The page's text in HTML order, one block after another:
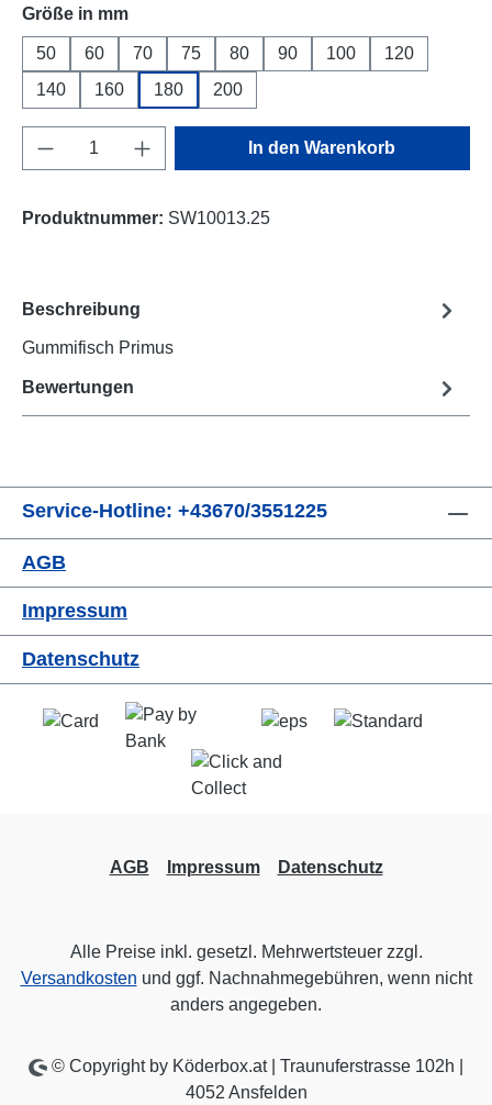
Größe in mmauswählen
50 60 70 75 80 90 100
120
140
160 180 200
Produkt Anzahl: Gib den gewünschten
In den Warenkorb
Produktnummer: SW10013.25
Beschreibung
Gummifisch Primus
Bewertungen
Service-Hotline: +43670/3551225
AGB
Impressum
Datenschutz
AGB Impressum Datenschutz
Alle Preise inkl. gesetzl. Mehrwertsteuer zzgl.
Versandkosten und ggf. Nachnahmegebühren, wenn nicht
anders angegeben.
© Copyright by Köderbox.at | Traunuferstrasse 102h |
4052 Ansfelden